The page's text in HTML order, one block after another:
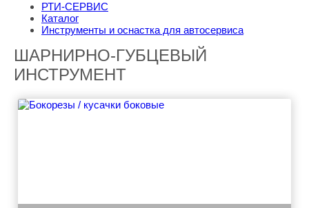
РТИ-СЕРВИС
Каталог
Инструменты и оснастка для автосервиса
ШАРНИРНО-ГУБЦЕВЫЙ
ИНСТРУМЕНТ